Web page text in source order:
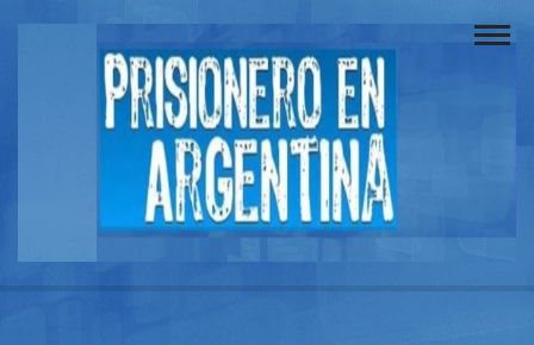
Buscador
Documentos